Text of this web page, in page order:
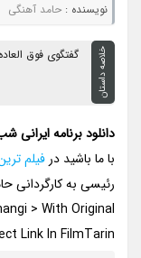
نويسنده :حامد آهنگی
خلاصه داستان گفتگوی فوق
دانلود برنامه
با ما باشید درفیلم
رئیسی به کارگردانی
> With Original
Link In FilmTarin